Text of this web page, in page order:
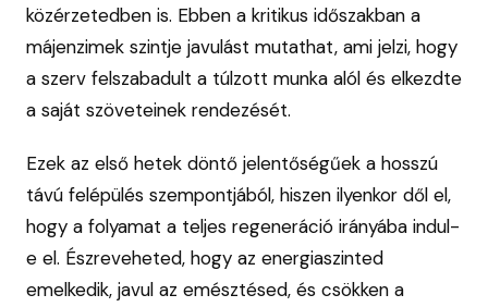
közérzetedben is. Ebben a kritikus időszakban a
májenzimek szintje javulást mutathat, ami jelzi, hogy
a szerv felszabadult a túlzott munka alól és elkezdte
a saját szöveteinek rendezését.
Ezek az első hetek döntő jelentőségűek a hosszú
távú felépülés szempontjából, hiszen ilyenkor dől el,
hogy a folyamat a teljes regeneráció irányába indul-
e el. Észreveheted, hogy az energiaszinted
emelkedik, javul az emésztésed, és csökken a